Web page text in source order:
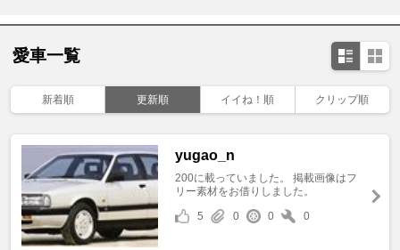
愛車一覧
新着順 更新順 イイね！順 クリップ順
yugao_n
200に載っていました。 掲載画像はフ
リー素材をお借りしました。
5
0 0 0